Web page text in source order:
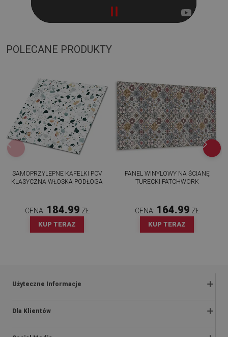
POLECANE PRODUKTY
SAMOPRZYLEPNE KAFELKI PCV
KLASYCZNA WŁOSKA PODŁOGA
CENA: 184.99 ZŁ
KUP TERAZ
PANEL WINYLOWY NA ŚCIANĘ
TURECKI PATCHWORK
CENA: 164.99 ZŁ
KUP TERAZ
Użyteczne Informacje
Zwroty i reklamacje
Polityka prywatności i cookies
Dla Klientów
O nas